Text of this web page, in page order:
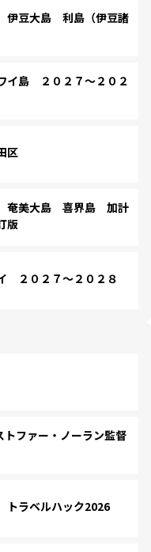
豆大島 利島（伊豆諸
島 ２０２７～２０２
区
奄美大島 喜界島 加計
版
２０２７～２０２８
ファー・ノーラン監督
ラベルハック2026